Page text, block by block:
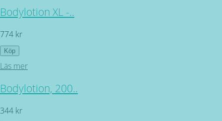
Bodylotion XL -..
774 kr
Köp
Läs mer
Bodylotion, 200..
344 kr